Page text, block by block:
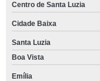
Centro de Santa Luzia
Cidade Baixa
Santa Luzia
Boa Vista
Emília